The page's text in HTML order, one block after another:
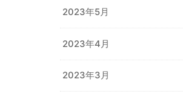
2023年5月
2023年4月
2023年3月